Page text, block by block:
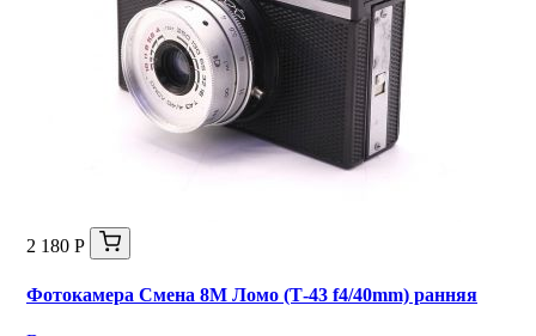
2 180 Р
Фотокамера Смена 8М Ломо (Т-43 f4/40mm) ранняя